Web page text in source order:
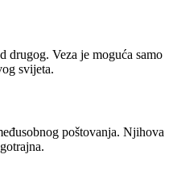
drugog. Veza je moguća samo
svijeta.
poštovanja. Njihova